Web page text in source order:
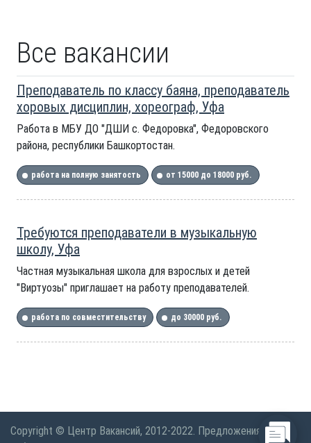
Все вакансии
Преподаватель по классу баяна, преподаватель
хоровых дисциплин, хореограф, Уфа
Работа в МБУ ДО "ДШИ с. Федоровка", Федоровского
района, республики Башкортостан.
работа на полную занятость от 15000 до 18000 руб.
Требуются преподаватели в музыкальную
школу, Уфа
Частная музыкальная школа для взрослых и детей
"Виртуозы" приглашает на работу преподавателей.
работа по совместительству до 30000 руб.
Copyright © Центр Вакансий, 2012-2022. Предложения по